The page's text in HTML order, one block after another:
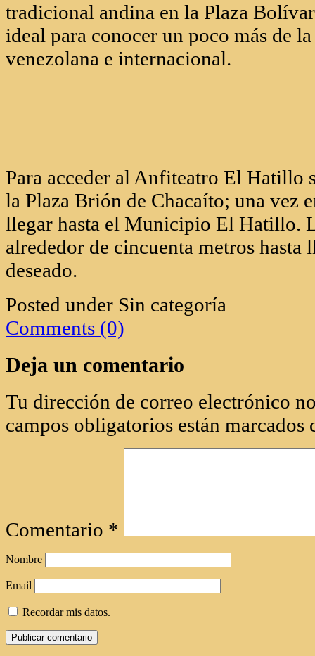
tradicional andina en la Plaza
ideal para conocer un poco más de
venezolana e internacional.
Para acceder al Anfiteatro El Hatillo
la Plaza Brión de Chacaíto; una vez
llegar hasta el Municipio El Hatillo.
alrededor de cincuenta metros hasta
deseado.
Posted under Sin categoría
Comments (0)
Deja un comentario
Tu dirección de correo electrónico
campos obligatorios están marcados
Comentario *
Nombre
Email
Recordar mis datos.